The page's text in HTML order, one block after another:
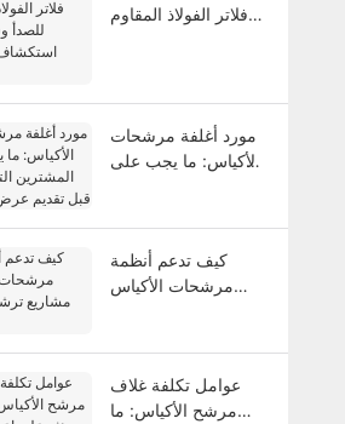
فلاتر الفولاذ المقاوم
مورد أغلفة مرشحات
الأكياس: ما يجب على
كيف تدعم أنظمة
مرشحات الأكياس
عوامل تكلفة غلاف
مرشح الأكياس: ما